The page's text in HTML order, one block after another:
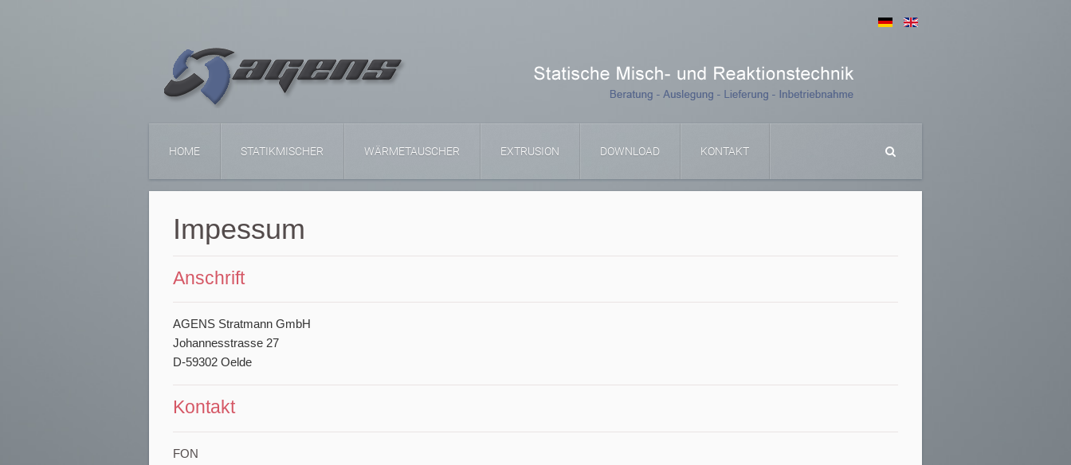
HOME STATIKMISCHER WÄRMETAUSCHER EXTRUSION DOWNLOAD KONTAKT
Impessum
Anschrift
AGENS Stratmann GmbH
Johannesstrasse 27
D-59302 Oelde
Kontakt
FON